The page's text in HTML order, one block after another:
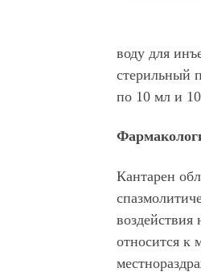
воду для
стерильный
по 10 мл и
Кантарен
относится к